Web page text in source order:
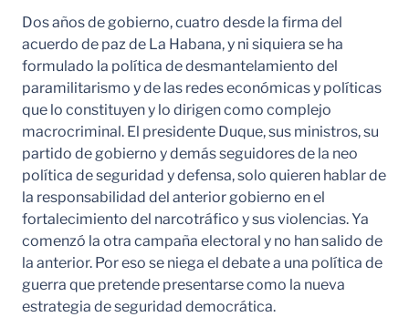
Dos años de gobierno, cuatro desde la firma del
acuerdo de paz de La Habana, y ni siquiera se ha
formulado la política de desmantelamiento del
paramilitarismo y de las redes económicas y políticas
que lo constituyen y lo dirigen como complejo
macrocriminal. El presidente Duque, sus ministros, su
partido de gobierno y demás seguidores de la neo
política de seguridad y defensa, solo quieren hablar de
la responsabilidad del anterior gobierno en el
fortalecimiento del narcotráfico y sus violencias. Ya
comenzó la otra campaña electoral y no han salido de
la anterior. Por eso se niega el debate a una política de
guerra que pretende presentarse como la nueva
estrategia de seguridad democrática.